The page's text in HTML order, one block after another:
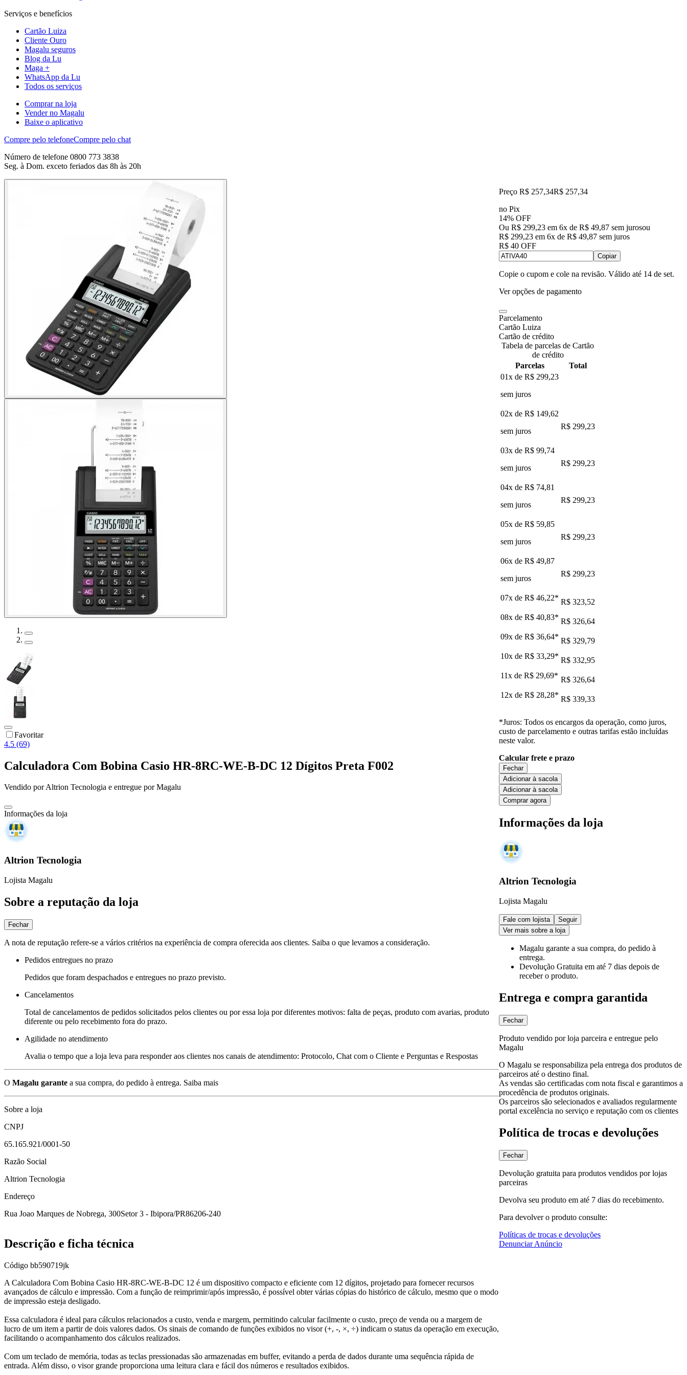
Serviços e benefícios
Cartão Luiza
Cliente Ouro
Magalu seguros
Blog da Lu
Maga +
WhatsApp da Lu
Todos os serviços
Comprar na loja
Vender no Magalu
Baixe o aplicativo
Compre pelo telefoneCompre pelo chat
Número de telefone 0800 773 3838
Seg. à Dom. exceto feriados das 8h às 20h
Favoritar
4.5 (69)
Calculadora Com Bobina Casio HR-8RC-WE-B-DC 12 Dígitos Preta F002
Vendido porAltrion Tecnologia e entregue por Magalu
Informações da loja
Altrion Tecnologia
Lojista Magalu
Sobre a reputação da loja
Fechar
A nota de reputação refere-se a vários critérios na experiência de compra oferecida aos clientes. Saiba o que levamos a consideração.
Pedidos entregues no prazo
Pedidos que foram despachados e entregues no prazo previsto.
Cancelamentos
Total de cancelamentos de pedidos solicitados pelos clientes ou por essa loja por diferentes motivos: falta de peças, produto com avarias, produto
diferente ou pelo recebimento fora do prazo.
Agilidade no atendimento
Avalia o tempo que a loja leva para responder aos clientes nos canais de atendimento: Protocolo, Chat com o Cliente e Perguntas e Respostas
O Magalu garante a sua compra, do pedido à entrega. Saiba mais
Sobre a loja
CNPJ
65.165.921/0001-50
Razão Social
Altrion Tecnologia
Endereço
Rua Joao Marques de Nobrega, 300Setor 3 - Ibipora/PR86206-240
Preço R$ 257,34R$ 257,34
no Pix
14% OFF
Ou R$ 299,23 em 6x de R$ 49,87 sem jurosou
R$ 299,23 em 6x de R$ 49,87 sem juros
R$ 40 OFF
Copiar
Copie o cupom e cole na revisão. Válido até 14 de set.
Ver opções de pagamento
Parcelamento
Cartão Luiza
Cartão de crédito
Tabela de parcelas de Cartão
de crédito
Parcelas
Total
01x de R$ 299,23
sem juros
02x de R$ 149,62
sem juros
R$ 299,23
03x de R$ 99,74
sem juros
R$ 299,23
04x de R$ 74,81
sem juros
R$ 299,23
05x de R$ 59,85
sem juros
R$ 299,23
06x de R$ 49,87
sem juros
R$ 299,23
07x de R$ 46,22* R$ 323,52
08x de R$ 40,83* R$ 326,64
09x de R$ 36,64* R$ 329,79
10x de R$ 33,29* R$ 332,95
11x de R$ 29,69* R$ 326,64
12x de R$ 28,28* R$ 339,33
*Juros: Todos os encargos da operação, como juros,
custo de parcelamento e outras tarifas estão incluídas
neste valor.
Calcular frete e prazo
Fechar
Adicionar à sacola
Adicionar à sacola
Comprar agora
Informações da loja
Altrion Tecnologia
Lojista Magalu
Fale com lojista
Seguir
Ver mais sobre a loja
Magalu garante a sua compra, do pedido à
entrega.
Devolução Gratuita em até 7 dias depois de
receber o produto.
Entrega e compra garantida
Fechar
Produto vendido por loja parceira e entregue pelo
Magalu
O Magalu se responsabiliza pela entrega dos produtos de
parceiros até o destino final.
As vendas são certificadas com nota fiscal e garantimos a
procedência de produtos originais.
Os parceiros são selecionados e avaliados regularmente
portal excelência no serviço e reputação com os clientes
Política de trocas e devoluções
Fechar
Devolução gratuita para produtos vendidos por lojas
parceiras
Devolva seu produto em até 7 dias do recebimento.
Para devolver o produto consulte:
Políticas de trocas e devoluções
Denunciar Anúncio
Descrição e ficha técnica
Código bb590719jk
A Calculadora Com Bobina Casio HR-8RC-WE-B-DC 12 é um dispositivo compacto e eficiente com 12 dígitos, projetado para fornecer recursos
avançados de cálculo e impressão. Com a função de reimprimir/após impressão, é possível obter várias cópias do histórico de cálculo, mesmo que o modo
de impressão esteja desligado.
Essa calculadora é ideal para cálculos relacionados a custo, venda e margem, permitindo calcular facilmente o custo, preço de venda ou a margem de
lucro de um item a partir de dois valores dados. Os sinais de comando de funções exibidos no visor (+, -, ×, ÷) indicam o status da operação em execução,
facilitando o acompanhamento dos cálculos realizados.
Com um teclado de memória, todas as teclas pressionadas são armazenadas em buffer, evitando a perda de dados durante uma sequência rápida de
entrada. Além disso, o visor grande proporciona uma leitura clara e fácil dos números e resultados exibidos.